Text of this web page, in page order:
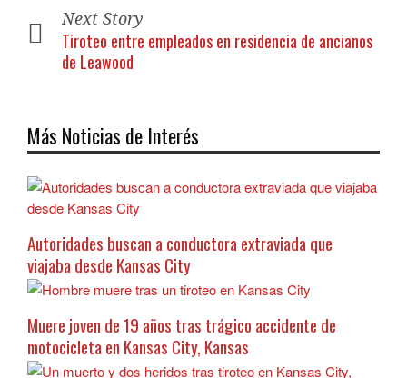
Next Story
Tiroteo entre empleados en residencia de ancianos
de Leawood
Más Noticias de Interés
Autoridades buscan a conductora extraviada que
viajaba desde Kansas City
Muere joven de 19 años tras trágico accidente de
motocicleta en Kansas City, Kansas